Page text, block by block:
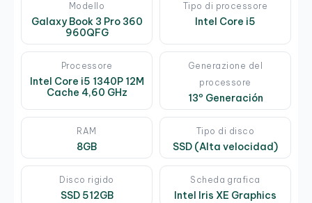
Modello
Galaxy Book 3 Pro 360
960QFG
Tipo di processore
Intel Core i5
Processore
Intel Core i5 1340P 12M
Cache 4,60 GHz
Generazione del
processore
13º Generación
RAM
8GB
Tipo di disco
SSD (Alta velocidad)
Disco rigido
SSD 512GB
Scheda grafica
Intel Iris XE Graphics